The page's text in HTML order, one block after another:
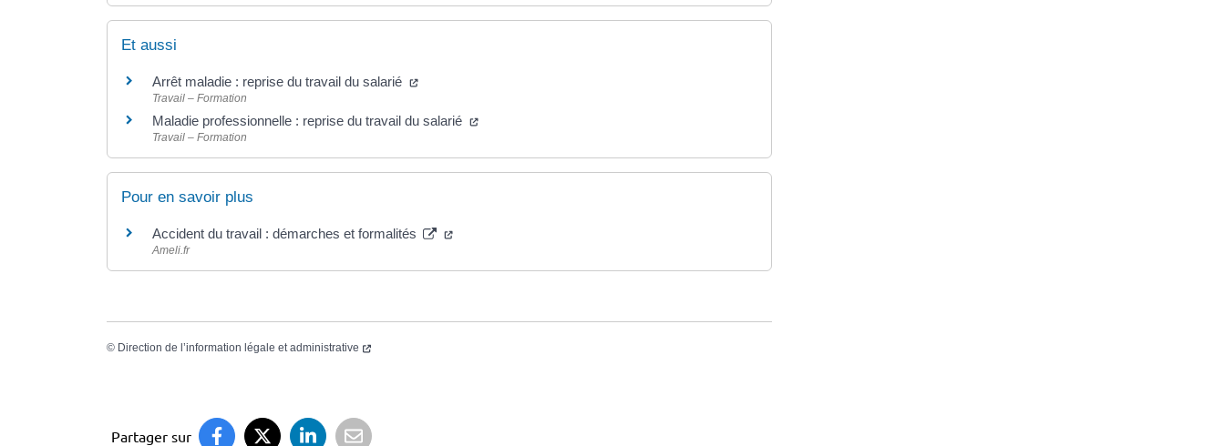
Et aussi
Arrêt maladie : reprise du travail du salarié
Travail – Formation
Maladie professionnelle : reprise du travail du salarié
Travail – Formation
Pour en savoir plus
Accident du travail : démarches et formalités
Ameli.fr
© Direction de l’information légale et administrative
Partager sur